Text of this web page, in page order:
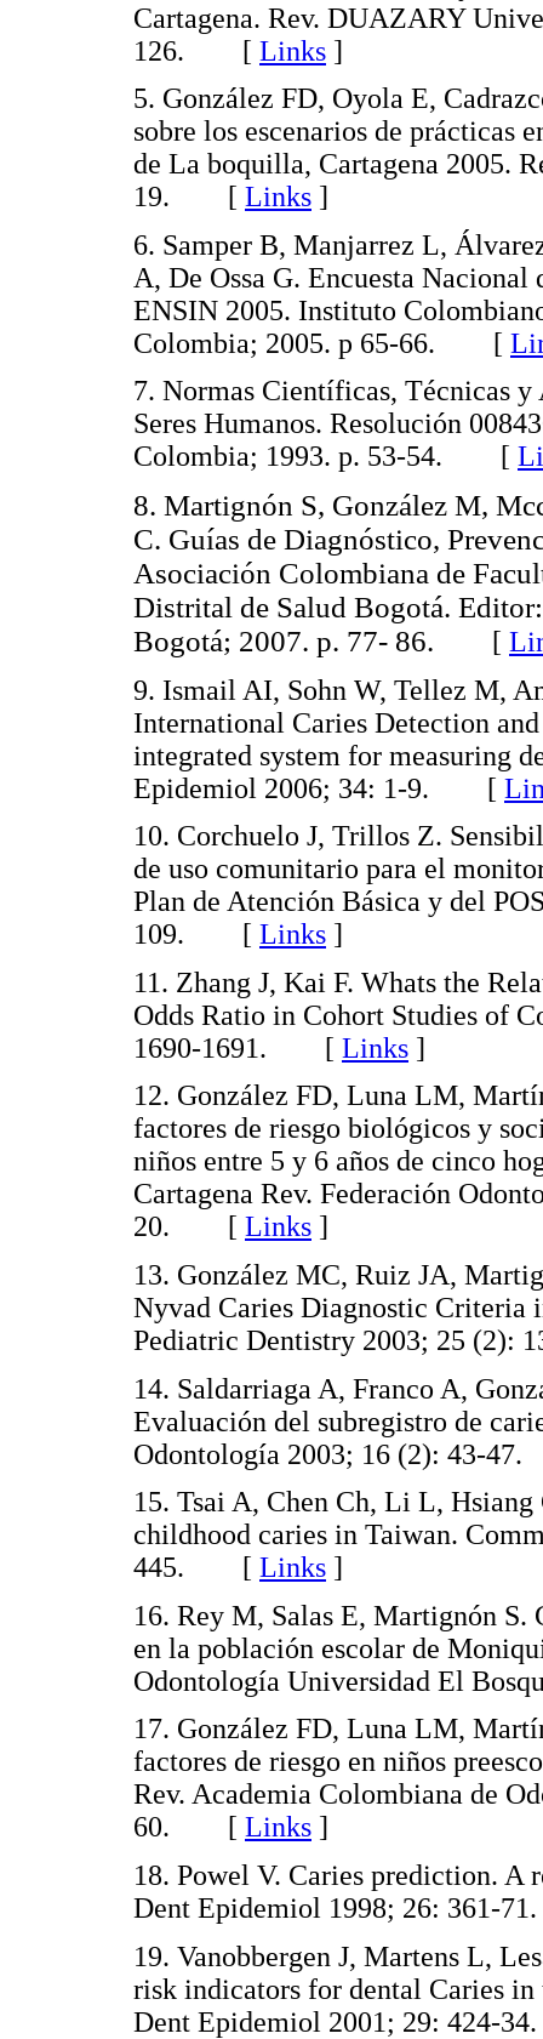
Cartagena. Rev. DUAZARY
126. [ Links ]
5. González FD, Oyola E,
sobre los escenarios de prácticas
de La boquilla, Cartagena 2005.
19. [ Links ]
6. Samper B, Manjarrez L,
A, De Ossa G. Encuesta
ENSIN 2005. Instituto
Colombia; 2005. p 65-66. [
7. Normas Científicas, Técnicas
Seres Humanos. Resolución
Colombia; 1993. p. 53-54. [
8. Martignón S, González M,
C. Guías de Diagnóstico,
Asociación Colombiana de
Distrital de Salud Bogotá.
Bogotá; 2007. p. 77- 86. [
9. Ismail AI, Sohn W, Tellez M,
International Caries Detection
integrated system for measuring
Epidemiol 2006; 34: 1-9. [
10. Corchuelo J, Trillos Z.
de uso comunitario para el
Plan de Atención Básica y del
109. [ Links ]
11. Zhang J, Kai F. Whats the
Odds Ratio in Cohort Studies of
1690-1691. [ Links ]
12. González FD, Luna LM,
factores de riesgo biológicos y
niños entre 5 y 6 años de cinco
Cartagena Rev. Federación
20. [ Links ]
13. González MC, Ruiz JA,
Nyvad Caries Diagnostic Criteria
Pediatric Dentistry 2003; 25
14. Saldarriaga A, Franco A,
Evaluación del subregistro de
Odontología 2003; 16 (2):
15. Tsai A, Chen Ch, Li L,
childhood caries in Taiwan.
445. [ Links ]
16. Rey M, Salas E, Martignón S.
en la población escolar de
Odontología Universidad El
17. González FD, Luna LM,
factores de riesgo en niños
Rev. Academia Colombiana de
60. [ Links ]
18. Powel V. Caries prediction.
Dent Epidemiol 1998; 26:
19. Vanobbergen J, Martens L,
risk indicators for dental Caries
Dent Epidemiol 2001; 29: